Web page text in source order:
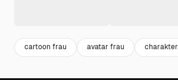
cartoon frau avatar frau charakter